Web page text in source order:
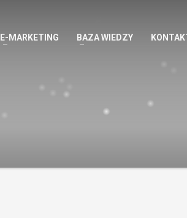
E-MARKETING BAZA WIEDZY